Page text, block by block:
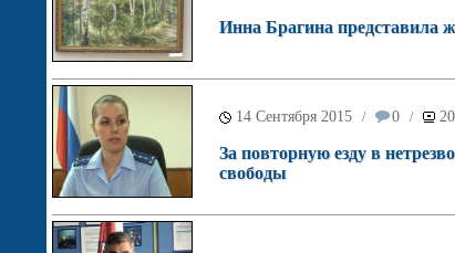
Инна Брагина представила
14 Сентября 2015 / 0 /
За повторную езду в
свободы